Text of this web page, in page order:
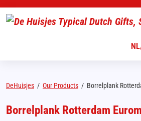
NL
DeHuisjes / Our Products / Borrelplank
Borrelplank Rotterdam